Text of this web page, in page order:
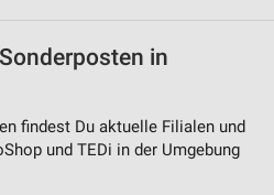
in
findest Du aktuelle Filialen und
und TEDi in der Umgebung